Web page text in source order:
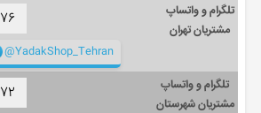
تلگرام و واتساپ
مشتریان تهران
۷۶
@YadakShop_Tehran
تلگرام و واتساپ
مشتریان شهرستان
۷۲